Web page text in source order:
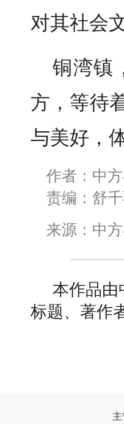
对其社会
铜湾镇
方，等待
与美好，
作者：中
责编：舒千
来源：中
本作品由
标题、著作